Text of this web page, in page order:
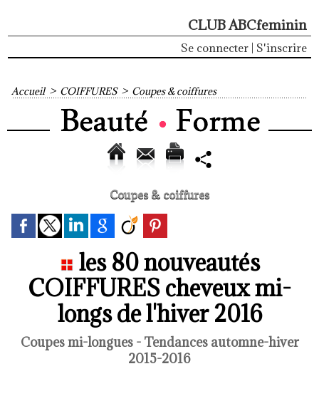
CLUB ABCfeminin
Se connecter S'inscrire
Accueil > COIFFURES > Coupes & coiffures
Coupes & coiffures
les 80 nouveautés
COIFFURES cheveux mi-
longs de l'hiver 2016
Coupes mi-longues - Tendances automne-hiver
2015-2016